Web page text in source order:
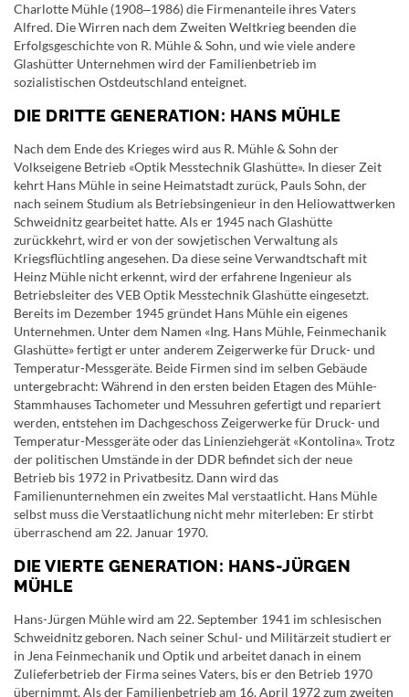
Charlotte Mühle (1908‒1986) die Firmenanteile ihres Vaters
Alfred. Die Wirren nach dem Zweiten Weltkrieg beenden die
Erfolgsgeschichte von R. Mühle & Sohn, und wie viele andere
Glashütter Unternehmen wird der Familienbetrieb im
sozialistischen Ostdeutschland enteignet.
DIE DRITTE GENERATION: HANS MÜHLE
Nach dem Ende des Krieges wird aus R. Mühle & Sohn der
Volkseigene Betrieb «Optik Messtechnik Glashütte». In dieser Zeit
kehrt Hans Mühle in seine Heimatstadt zurück, Pauls Sohn, der
nach seinem Studium als Betriebsingenieur in den Heliowattwerken
Schweidnitz gearbeitet hatte. Als er 1945 nach Glashütte
zurückkehrt, wird er von der sowjetischen Verwaltung als
Kriegsflüchtling angesehen. Da diese seine Verwandtschaft mit
Heinz Mühle nicht erkennt, wird der erfahrene Ingenieur als
Betriebsleiter des VEB Optik Messtechnik Glashütte eingesetzt.
Bereits im Dezember 1945 gründet Hans Mühle ein eigenes
Unternehmen. Unter dem Namen «Ing. Hans Mühle, Feinmechanik
Glashütte» fertigt er unter anderem Zeigerwerke für Druck- und
Temperatur-Messgeräte. Beide Firmen sind im selben Gebäude
untergebracht: Während in den ersten beiden Etagen des Mühle-
Stammhauses Tachometer und Messuhren gefertigt und repariert
werden, entstehen im Dachgeschoss Zeigerwerke für Druck- und
Temperatur-Messgeräte oder das Linienziehgerät «Kontolina». Trotz
der politischen Umstände in der DDR befindet sich der neue
Betrieb bis 1972 in Privatbesitz. Dann wird das
Familienunternehmen ein zweites Mal verstaatlicht. Hans Mühle
selbst muss die Verstaatlichung nicht mehr miterleben: Er stirbt
überraschend am 22. Januar 1970.
DIE VIERTE GENERATION: HANS-JÜRGEN
MÜHLE
Hans-Jürgen Mühle wird am 22. September 1941 im schlesischen
Schweidnitz geboren. Nach seiner Schul- und Militärzeit studiert er
in Jena Feinmechanik und Optik und arbeitet danach in einem
Zulieferbetrieb der Firma seines Vaters, bis er den Betrieb 1970
übernimmt. Als der Familienbetrieb am 16. April 1972 zum zweiten